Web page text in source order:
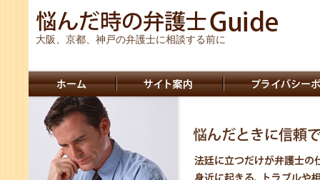
大阪、京都、神戸の弁護士に相談する前に